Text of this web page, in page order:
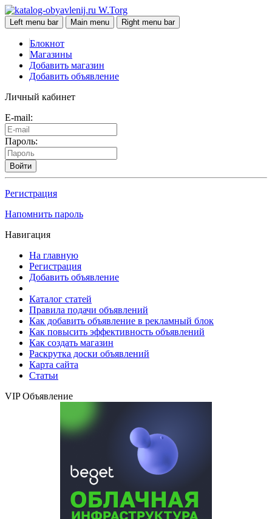
W.Torg
Left menu bar Main menu Right menu bar
Блокнот
Магазины
Добавить магазин
Добавить объявление
Личный кабинет
E-mail:
Пароль:
Войти
Регистрация
Напомнить пароль
Навигация
На главную
Регистрация
Добавить объявление
Каталог статей
Правила подачи объявлений
Как добавить объявление в рекламный блок
Как повысить эффективность объявлений
Как создать магазин
Раскрутка доски объявлений
Карта сайта
Статьи
VIP Объявление